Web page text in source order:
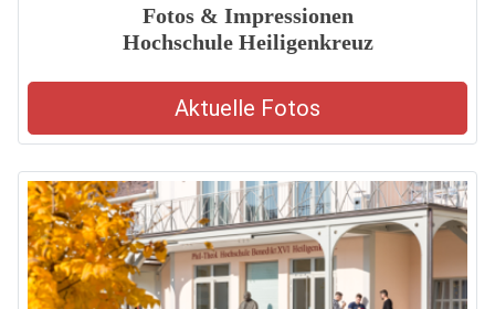
Fotos & Impressionen
Hochschule Heiligenkreuz
Aktuelle Fotos